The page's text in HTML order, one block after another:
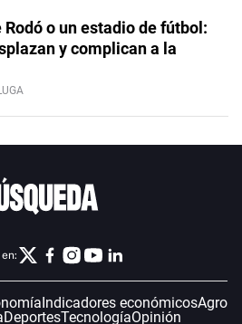
o un estadio de fútbol:
y complican a la
Indicadores económicosAgro
DeportesTecnologíaOpinión